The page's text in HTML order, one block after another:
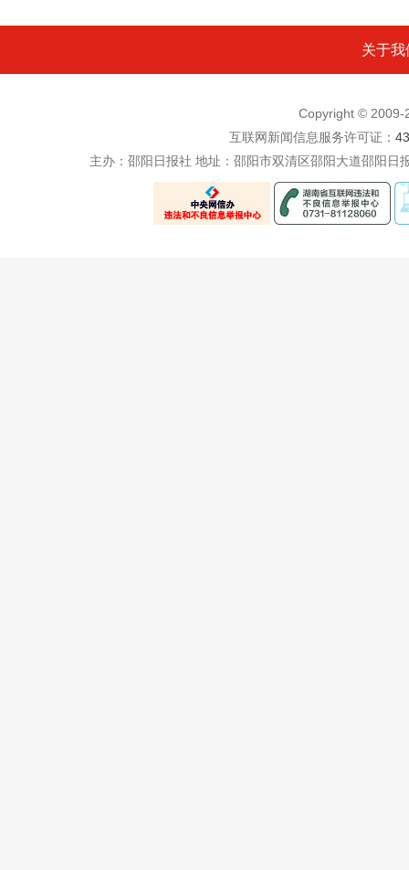
关于我
Copyright © 2009-
互联网新闻信息服务许可证：
主办：邵阳日报社 地址：邵阳市双清区邵阳大道邵阳